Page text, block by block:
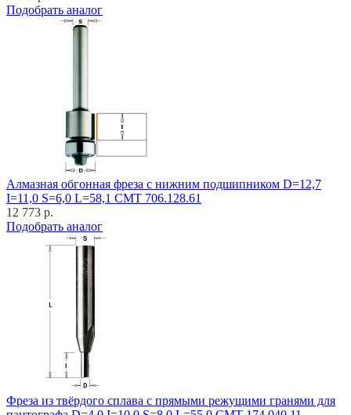
Подобрать аналог
Алмазная обгонная фреза с нижним подшипником D=12,7
I=11,0 S=6,0 L=58,1 CMT 706.128.61
12 773 р.
Подобрать аналог
Фреза из твёрдого сплава с прямыми режущими гранями для